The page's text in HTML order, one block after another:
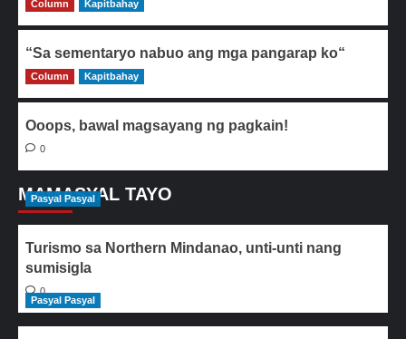
0
Column Kapitbahay
“Sa sementaryo nabuo ang mga pangarap ko“
0
Column Kapitbahay
Ooops, bawal magsayang ng pagkain!
0
MAMASYAL TAYO
Pasyal Pasyal
Turismo sa Northern Mindanao, unti-unti nang
sumisigla
0
Pasyal Pasyal